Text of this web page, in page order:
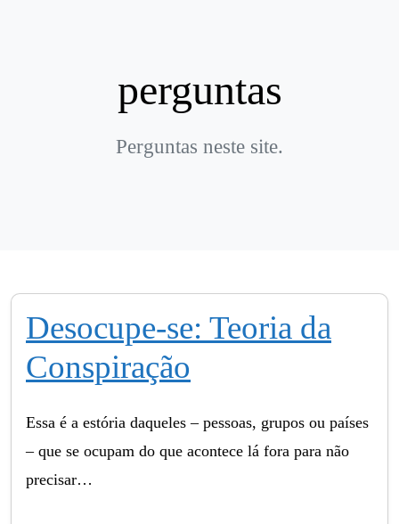
perguntas
Perguntas neste site.
Desocupe-se: Teoria da
Conspiração
Essa é a estória daqueles – pessoas, grupos ou países
– que se ocupam do que acontece lá fora para não
precisar…